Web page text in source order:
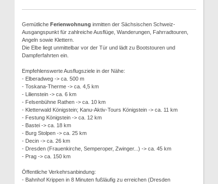
Gemütliche Ferienwohnung inmitten der Sächsischen Schweiz-
Ausgangspunkt für zahlreiche Ausflüge, Wanderungen, Fahrradtouren,
Angeln sowie Klettern.
Die Elbe liegt unmittelbar vor der Tür und lädt zu Bootstouren und
Dampferfahrten ein.
Empfehlenswerte Ausflugsziele in der Nähe:
- Elberadweg -> ca. 500 m
- Toskana-Therme -> ca. 4,5 km
- Lilienstein -> ca. 6 km
- Felsenbühne Rathen -> ca. 10 km
- Kletterwald Königstein; Kanu-Aktiv-Tours Königstein -> ca. 11 km
- Festung Königstein -> ca. 12 km
- Bastei -> ca. 18 km
- Burg Stolpen -> ca. 25 km
- Decin -> ca. 26 km
- Dresden (Frauenkirche, Semperoper, Zwinger...) -> ca. 45 km
- Prag -> ca. 150 km
Öffentliche Verkehrsanbindung:
- Bahnhof Krippen in 8 Minuten fußläufig zu erreichen (Dresden